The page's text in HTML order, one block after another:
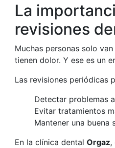
La
revisiones
Muchas personas solo
tienen dolor. Y ese es un
Las revisiones periódicas
Detectar problemas
Evitar tratamientos
Mantener una buena
En la clínica dental Orgaz,